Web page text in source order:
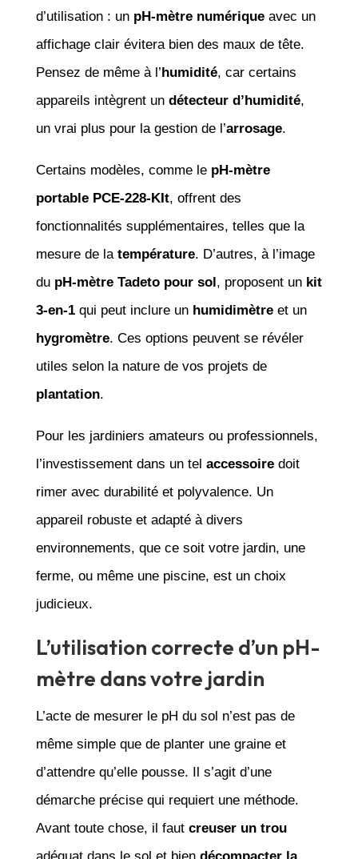
d’utilisation : un pH-mètre numériqueavec un
affichage clair évitera bien des maux de tête.
Pensez de même à l’humidité, car certains
appareils intègrent un détecteur d’humidité,
un vrai plus pour la gestion de l’arrosage.
Certains modèles, comme le pH-mètre
portable PCE-228-KIt, offrent des
fonctionnalités supplémentaires, telles que la
mesure de la température. D’autres, à l’image
du pH-mètre Tadeto pour sol, proposent un kit
3-en-1qui peut inclure un humidimètreet un
hygromètre. Ces options peuvent se révéler
utiles selon la nature de vos projets de
plantation.
Pour les jardiniers amateurs ou professionnels,
l’investissement dans un tel accessoiredoit
rimer avec durabilité et polyvalence. Un
appareil robuste et adapté à divers
environnements, que ce soit votre jardin, une
ferme, ou même une piscine, est un choix
judicieux.
L’utilisation correcte d’un pH-
mètre dans votre jardin
L’acte de mesurer le pH du sol n’est pas de
même simple que de planter une graine et
d’attendre qu’elle pousse. Il s’agit d’une
démarche précise qui requiert une méthode.
Avant toute chose, il faut creuser un trou